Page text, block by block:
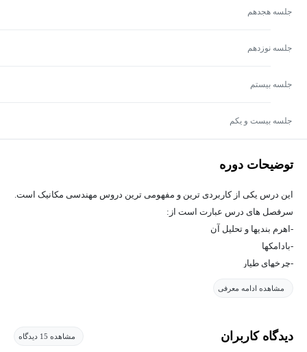
جلسه هجدهم
جلسه نوزدهم
جلسه بيستم
جلسه بيست و يكم
توضیحات دوره
این درس یکی از کاربردی ترین و مفهومی ترین دروس مهندسی مکانیک است.
سرفصل های درس عبارت است از:
-اهرم بنديها و تحليل آن
-بادامكها
-چرخهاي طيار
-اثرات ژيرسكوپي
مشاهده ادامه معرفی
دیدگاه کاربران مشاهده 15 دیدگاه